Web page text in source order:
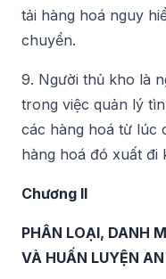
tải hàng hoá nguy
chuyển.
9. Người thủ kho là
trong việc quản lý
các hàng hoá từ lúc
hàng hoá đó xuất đi
Chương II
PHÂN LOẠI, DANH
VÀ HUẤN LUYỆN